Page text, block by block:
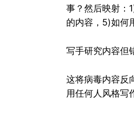
事？然后映射：
的内容，5)如何
写手研究内容但
这将病毒内容反
用任何人风格写